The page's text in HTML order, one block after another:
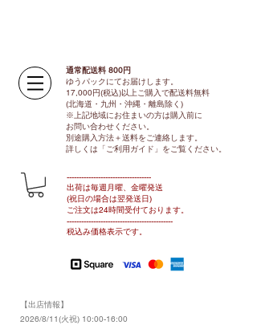
通常配送料 800円​
ゆうパックにてお届けします。
17,000円(税込)以上ご購入で配送料無料
(北海道・九州・沖縄・離島除く)
※上記地域にお住まいの方は購入前に
お問い合わせください。
別途購入方法＋送料をご連絡します。
​​詳しくは「ご利用ガイド」をご覧ください。
​-----------------------------------
出荷は毎週月曜、金曜発送
(祝日の場合は翌発送日)
ご注文は24時間受付ております​。
-------------------------------​-------​------
​税込み価格表示です。
【出店情報】
2026/8/11(火祝) 10:00-16:00